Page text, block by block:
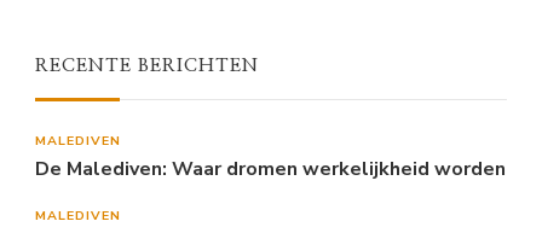
RECENTE BERICHTEN
MALEDIVEN
De Malediven: Waar dromen werkelijkheid worden
MALEDIVEN